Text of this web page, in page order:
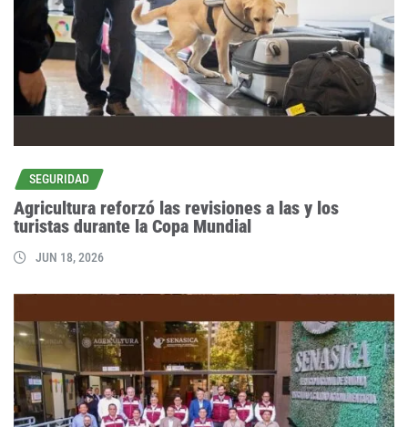
SEGURIDAD
Agricultura reforzó las revisiones a las y los
turistas durante la Copa Mundial
JUN 18, 2026